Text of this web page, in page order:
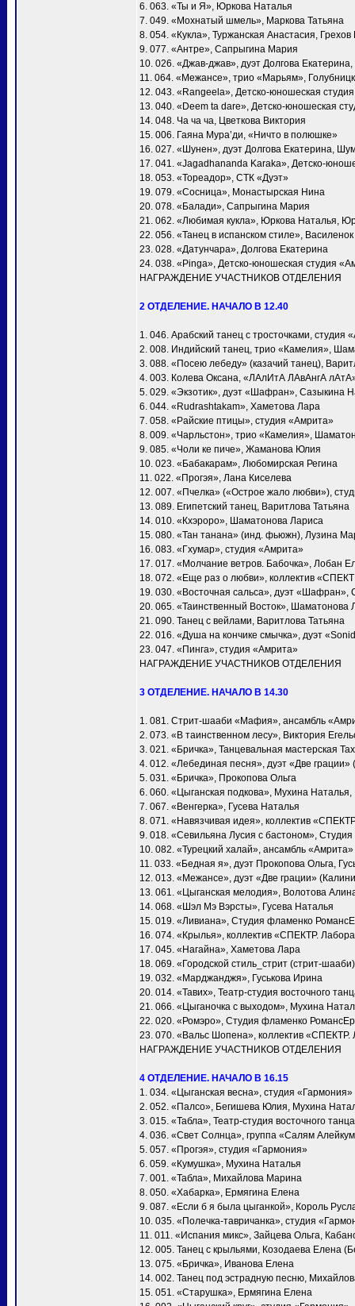
6. 063. «Ты и Я», Юркова Наталья
7. 049. «Мохнатый шмель», Маркова Татьяна
8. 054. «Кукла», Туржанская Анастасия, Грехов
9. 077. «Антре», Сапрыгина Мария
10. 026. «Джав-джав», дуэт Долгова
11. 064. «Межансе», трио «Марьям»,
12. 043. «Rangeela», Детско-юношеская
13. 040. «Deem ta dare», Детско-юношеская
14. 048. Ча ча ча, Цветкова Виктория
15. 006. Гаяна Мура’ди, «Ничто в полюшке»
16. 027. «Шунен», дуэт Долгова Екатерина,
17. 041. «Jagadhananda Karaka», Детско-
18. 053. «Тореадор», СТК «Дуэт»
19. 079. «Сосница», Монастырская Нина
20. 078. «Балади», Сапрыгина Мария
21. 062. «Любимая кукла», Юркова Наталья,
22. 056. «Танец в испанском стиле»,
23. 028. «Датунчара», Долгова Екатерина
24. 038. «Pinga», Детско-юношеская студия
НАГРАЖДЕНИЕ УЧАСТНИКОВ ОТДЕЛЕНИЯ
2 ОТДЕЛЕНИЕ. НАЧАЛО В 12.40
1. 046. Арабский танец с тросточками, студия
2. 008. Индийский танец, трио «Камелия»,
3. 088. «Посею лебеду» (казачий танец),
4. 003. Колева Оксана, «ЛАлИтА ЛАвАнгА
5. 029. «Экзотик», дуэт «Шафран», Сазыкина
6. 044. «Rudrashtakam», Хаметова Лара
7. 058. «Райские птицы», студия «Амрита»
8. 009. «Чарльстон», трио «Камелия»,
9. 085. «Чоли ке пиче», Жаманова Юлия
10. 023. «Бабакарам», Любомирская Регина
11. 022. «Прогэя», Лана Киселева
12. 007. «Пчелка» («Острое жало любви»),
13. 089. Египетский танец, Варитлова Татьяна
14. 010. «Кхэроро», Шаматонова Лариса
15. 080. «Тан танана» (инд. фьюжн), Лузина
16. 083. «Гхумар», студия «Амрита»
17. 017. «Молчание ветров. Бабочка», Лобан
18. 072. «Еще раз о любви», коллектив
19. 030. «Восточная сальса», дуэт
20. 065. «Таинственный Восток», Шаматонова
21. 090. Танец с вейлами, Варитлова Татьяна
22. 016. «Душа на кончике смычка», дуэт
23. 047. «Пинга», студия «Амрита»
НАГРАЖДЕНИЕ УЧАСТНИКОВ ОТДЕЛЕНИЯ
3 ОТДЕЛЕНИЕ. НАЧАЛО В 14.30
1. 081. Стрит-шааби «Мафия», ансамбль
2. 073. «В таинственном лесу», Виктория
3. 021. «Бричка», Танцевальная мастерская
4. 012. «Лебединая песня», дуэт «Две
5. 031. «Бричка», Прокопова Ольга
6. 060. «Цыганская подкова», Мухина
7. 067. «Венгерка», Гусева Наталья
8. 071. «Навязчивая идея», коллектив
9. 018. «Севильяна Лусия с бастоном»,
10. 082. «Турецкий халай», ансамбль «Амрита»
11. 033. «Бедная я», дуэт Прокопова Ольга,
12. 013. «Межансе», дуэт «Две грации»
13. 061. «Цыганская мелодия», Волотова
14. 068. «Шэл Мэ Вэрсты», Гусева Наталья
15. 019. «Ливиана», Студия фламенко
16. 074. «Крылья», коллектив «СПЕКТР.
17. 045. «Нагайна», Хаметова Лара
18. 069. «Городской стиль_стрит (стрит-
19. 032. «Марджанджя», Гуськова Ирина
20. 014. «Тавих», Театр-студия восточного
21. 066. «Цыганочка с выходом», Мухина
22. 020. «Ромэро», Студия фламенко
23. 070. «Вальс Шопена», коллектив «СПЕКТР.
НАГРАЖДЕНИЕ УЧАСТНИКОВ ОТДЕЛЕНИЯ
4 ОТДЕЛЕНИЕ. НАЧАЛО В 16.15
1. 034. «Цыганская весна», студия «Гармония»
2. 052. «Палсо», Бегишева Юлия, Мухина
3. 015. «Табла», Театр-студия восточного
4. 036. «Свет Солнца», группа «Салям
5. 057. «Прогэя», студия «Гармония»
6. 059. «Кумушка», Мухина Наталья
7. 001. «Taбла», Михайлова Марина
8. 050. «Хабарка», Ермягина Елена
9. 087. «Если б я была цыганкой», Король
10. 035. «Полечка-тавричанка», студия
11. 011. «Испания микс», Зайцева Ольга,
12. 005. Танец с крыльями, Козодаева Елена
13. 075. «Бричка», Иванова Елена
14. 002. Танец под эстрадную песню,
15. 051. «Старушка», Ермягина Елена